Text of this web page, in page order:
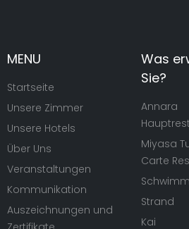
MENU
Startseite
Unsere Zimmer
Unsere Hotels
Über Uns
Veranstaltungen
Kommunikation
Auszeichnungen und
Was
Sie?
Annara
Miyasa
Carte
Strand
Kai